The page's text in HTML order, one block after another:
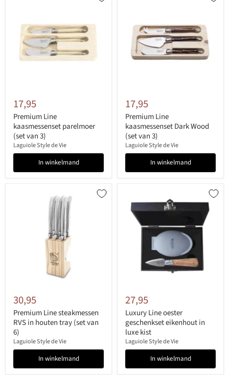
17,95
Premium Line
kaasmessenset parelmoer
(set van 3)
Laguiole Style de Vie
In winkelmand
17,95
Premium Line
kaasmessenset Dark Wood
(set van 3)
Laguiole Style de Vie
In winkelmand
30,95
Premium Line steakmessen
RVS in houten tray (set van
6)
Laguiole Style de Vie
In winkelmand
27,95
Luxury Line oester
geschenkset eikenhout in
luxe kist
Laguiole Style de Vie
In winkelmand